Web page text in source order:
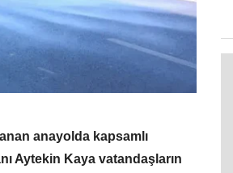
anayolda kapsamlı
Aytekin Kaya vatandaşların